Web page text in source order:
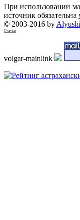
При использовании
источник обязательна
© 2003-2016 by
Статьи
volgar-mainlink